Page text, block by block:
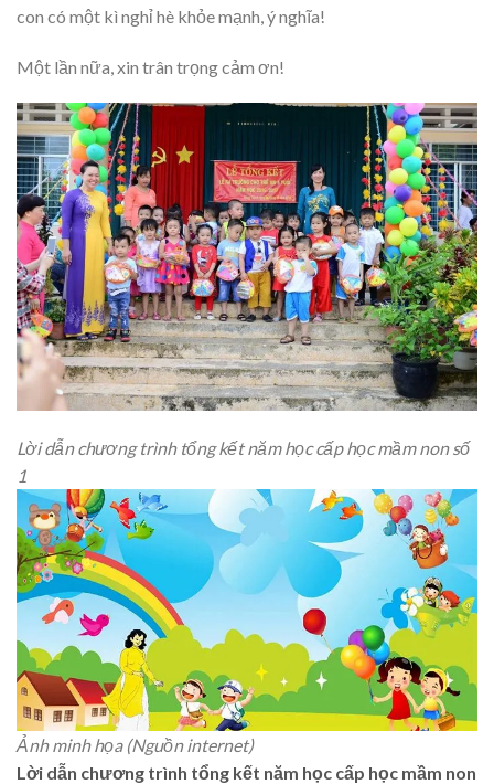
con có một kì nghỉ hè khỏe mạnh, ý nghĩa!
Một lần nữa, xin trân trọng cảm ơn!
Lời dẫn chương trình tổng kết năm học cấp học mầm non số
1
Ảnh minh họa (Nguồn internet)
Lời dẫn chương trình tổng kết năm học cấp học mầm non